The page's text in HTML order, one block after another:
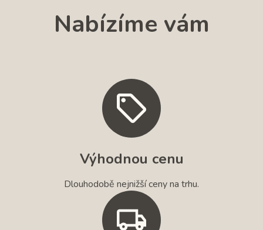
Nabízíme vám
Výhodnou cenu
Dlouhodobě nejnižší ceny na trhu.